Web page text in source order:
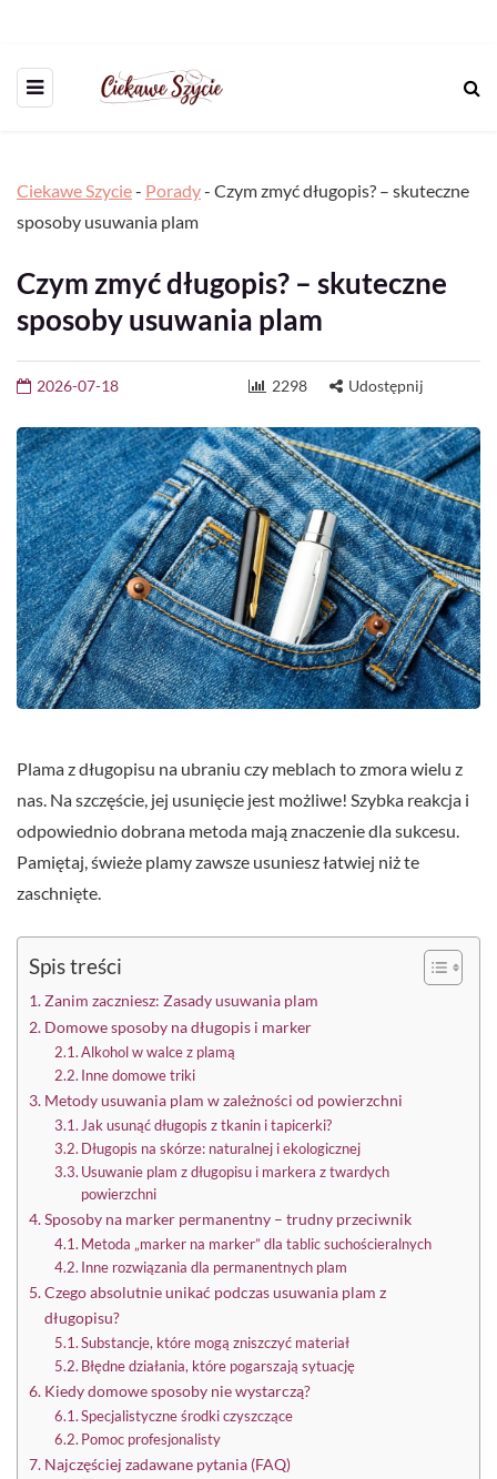
Ciekawe Szycie- Porady- Czym zmyć długopis? – skuteczne
sposoby usuwania plam
Czym zmyć długopis? – skuteczne
sposoby usuwania plam
2026-07-18 2298 Udostępnij
Plama z długopisu na ubraniu czy meblach to zmora wielu z
nas. Na szczęście, jej usunięcie jest możliwe! Szybka reakcja i
odpowiednio dobrana metoda mają znaczenie dla sukcesu.
Pamiętaj, świeże plamy zawsze usuniesz łatwiej niż te
zaschnięte.
Spis treści
Zanim zaczniesz: Zasady usuwania plam
Domowe sposoby na długopis i marker
Alkohol w walce z plamą
Inne domowe triki
Metody usuwania plam w zależności od powierzchni
Jak usunąć długopis z tkanin i tapicerki?
Długopis na skórze: naturalnej i ekologicznej
Usuwanie plam z długopisu i markera z twardych
powierzchni
Sposoby na marker permanentny – trudny przeciwnik
Metoda „marker na marker” dla tablic suchościeralnych
Inne rozwiązania dla permanentnych plam
Czego absolutnie unikać podczas usuwania plam z
długopisu?
Substancje, które mogą zniszczyć materiał
Błędne działania, które pogarszają sytuację
Kiedy domowe sposoby nie wystarczą?
Specjalistyczne środki czyszczące
Pomoc profesjonalisty
Najczęściej zadawane pytania (FAQ)